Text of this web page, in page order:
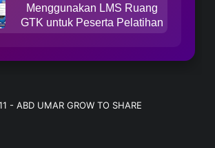
Menggunakan LMS Ruang
GTK untuk Peserta Pelatihan
- ABD UMAR GROW TO SHARE